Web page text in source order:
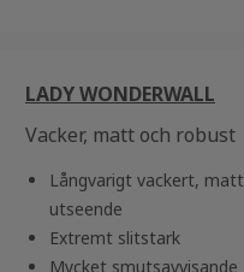
LADY WONDERWALL
Vacker, matt och robust
Långvarigt vackert, matt
utseende
Extremt slitstark
Mycket smutsavvisande